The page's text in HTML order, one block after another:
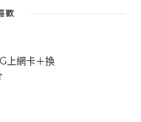
歡
上網卡＋換